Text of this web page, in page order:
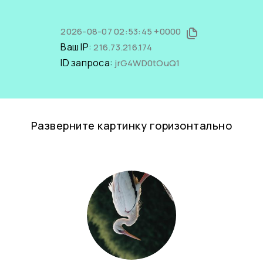
2026-08-07 02:53:45 +0000
Ваш IP:216.73.216.174
ID запроса: jrG4WD0tOuQ1
Разверните картинку горизонтально